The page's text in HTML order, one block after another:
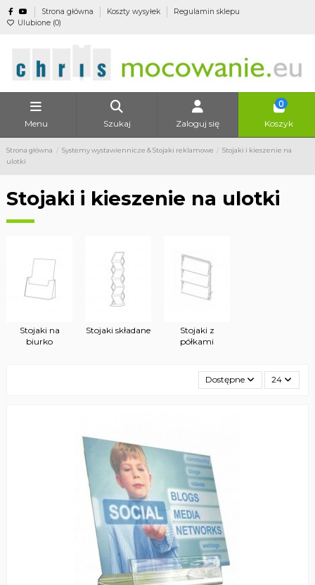
Strona główna Koszty wysyłek
Regulamin sklepu
Ulubione (0)
Menu Szukaj Zaloguj się
0
Koszyk
Strona główna Systemy wystawiennicze & Stojaki reklamowe
Stojaki i kieszenie na
ulotki
Stojaki i kieszenie na ulotki
Stojaki na
biurko
Stojaki składane
Stojaki z
półkami
Dostępne 24